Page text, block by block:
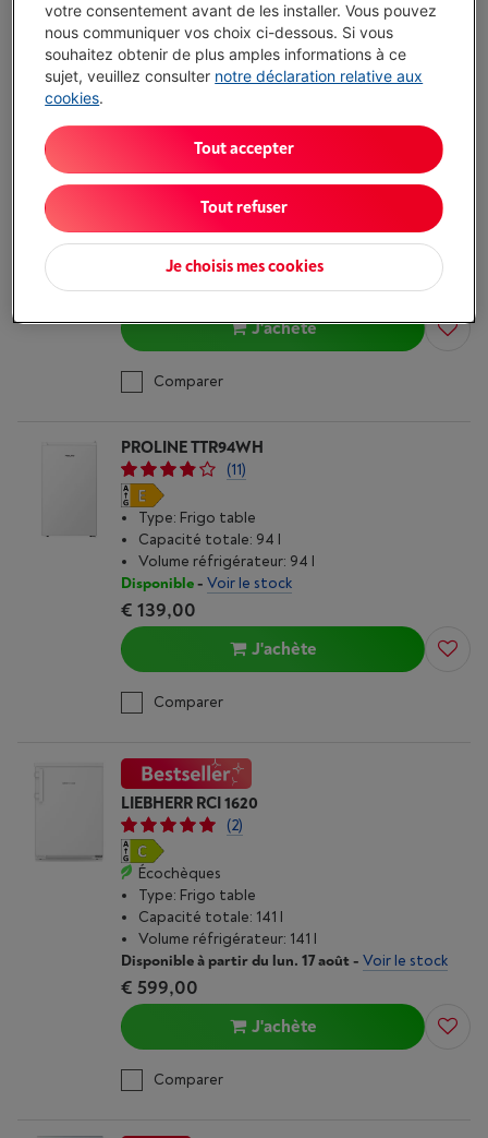
Comparer
LIEBHERR RD 4600
(4)
Type: Frigo 1 porte
Capacité totale: 298 l
Volume réfrigérateur: 298 l
Disponible-Voir le stock
€ 849,00
J'achète
Comparer
PROLINE TTR94WH
(11)
Type: Frigo table
Capacité totale: 94 l
Volume réfrigérateur: 94 l
Disponible- Voir le stock
€ 139,00
J'achète
Comparer
LIEBHERR RCI 1620
(2)
Écochèques
Type: Frigo table
Capacité totale: 141 l
Volume réfrigérateur: 141 l
Disponible à partir du lun. 17 août- Voir le stock
€ 599,00
J'achète
Comparer
votre consentement avant de les installer. Vous pouvez
nous communiquer vos choix ci-dessous. Si vous
souhaitez obtenir de plus amples informations à ce
sujet, veuillez consulter notre déclaration relative aux
cookies.
Je choisis mes cookies
Tout refuser
Tout accepter